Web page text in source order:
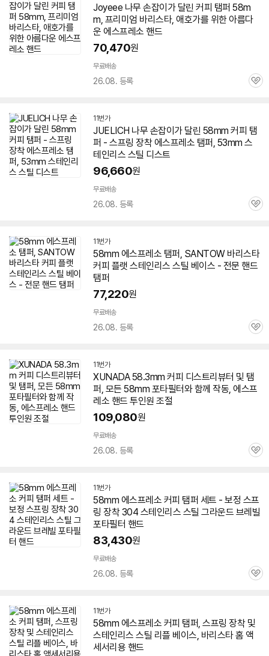
Joyeee 나무 손잡이가 달린 커피 탬퍼 58m
m, 프리미엄 바리스타, 애호가를 위한 아름다
운 에스프레소 핸드
70,470원
무료배송
26.08. 등록
관
11번가
JUELICH 나무 손잡이가 달린 58mm 커피 탬
퍼 - 스프링 장착에스프레소 탬퍼, 53mm 스
테인리스 스틸 디스트
96,660원
무료배송
26.08. 등록
관
11번가
58mm 에스프레소 탬퍼, SANTOW 바리스타
커피 플랫 스테인리스 스틸 베이스 - 전문 핸드
탬퍼
77,220원
무료배송
26.08. 등록
관
11번가
XUNADA 58.3mm 커피 디스트리뷰터 및 탬
퍼, 모든 58mm 포타필터와 함께 작동, 에스프
레소 핸드 투인원 조절
109,080원
무료배송
26.08. 등록
관
11번가
58mm 에스프레소 커피 탬퍼 세트 - 보정 스프
링 장착 304 스테인리스 스틸 그라운드 브레빌
포타필터 핸드
83,430원
무료배송
26.08. 등록
관
11번가
58mm 에스프레소 커피 탬퍼, 스프링 장착 및
스테인리스 스틸 리플 베이스, 바리스타 홈 액
세서리용 핸드